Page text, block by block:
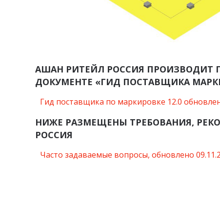
АШАН РИТЕЙЛ РОССИЯ ПРОИЗВОДИТ
ДОКУМЕНТЕ «ГИД ПОСТАВЩИКА
Гид поставщика по маркировке 12.0
НИЖЕ РАЗМЕЩЕНЫ ТРЕБОВАНИЯ,
РОССИЯ
Часто задаваемые вопросы, обновлено